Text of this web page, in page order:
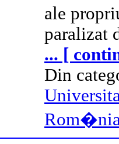
ale
paralizat
... [
Din